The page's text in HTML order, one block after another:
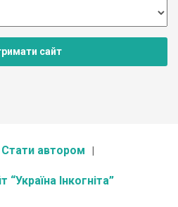
сайт
Стати автором
“Україна Інкогніта”